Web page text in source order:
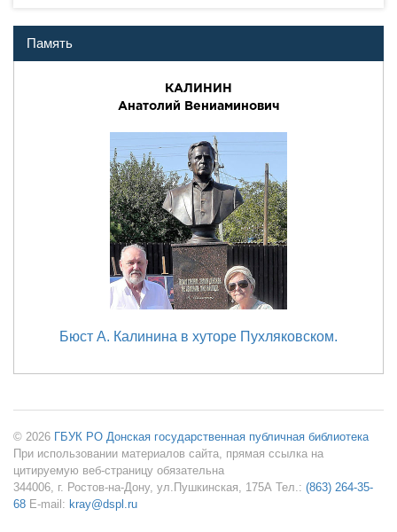
Память
КАЛИНИН
Анатолий Вениаминович
Бюст А. Калинина в хуторе Пухляковском.
© 2026 ГБУК РО Донская государственная публичная библиотека
При использовании материалов сайта, прямая ссылка на
цитируемую веб-страницу обязательна
344006, г. Ростов-на-Дону, ул.Пушкинская, 175А Тел.: (863) 264-35-
68 E-mail: kray@dspl.ru